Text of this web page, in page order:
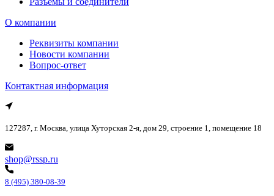
О компании
Реквизиты компании
Новости компании
Вопрос-ответ
Контактная информация
127287, г. Москва, улица Хуторская 2-я, дом 29, строение 1, помещение 18
shop@rssp.ru
8 (495) 380-08-39